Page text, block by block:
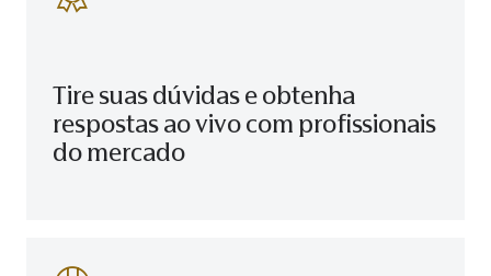
Tire suas dúvidas e obtenha
respostas ao vivo com profissionais
do mercado